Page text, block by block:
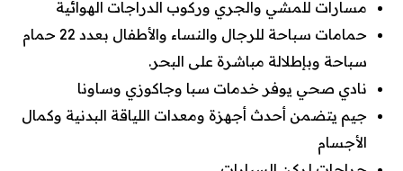
مسارات للمشي والجري وركوب الدراجات الهوائية
حمامات سباحة للرجال والنساء والأطفال بعدد 22 حمام
سباحة وبإطلالة مباشرة على البحر.
نادي صحي يوفر خدمات سبا وجاكوزي وساونا
جيم يتضمن أحدث أجهزة ومعدات اللياقة البدنية وكمال
الأجسام